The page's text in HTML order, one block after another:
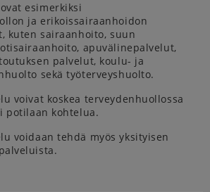
esimerkiksi
ja erikoissairaanhoidon
kuten sairaanhoito, suun
apuvälinepalvelut,
palvelut, koulu- ja
sekä työterveyshuolto.
voivat koskea terveydenhuollossa
potilaan kohtelua.
voidaan tehdä myös yksityisen